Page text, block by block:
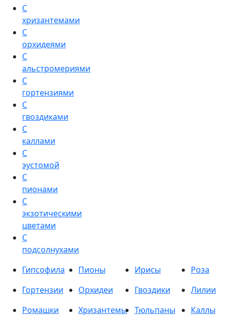
С
хризантемами
С
орхидеями
С
альстромериями
С
гортензиями
С
гвоздиками
С
каллами
С
эустомой
С
пионами
С
экзотическими
цветами
С
подсолнухами
Гипсофила
Пионы Ирисы
Роза
Гортензии
Орхидеи Гвоздики
Лилии
Ромашки
Хризантемы Тюльпаны
Каллы